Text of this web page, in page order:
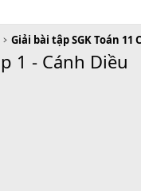
Giải bài tập SGK Toán 11
1 - Cánh Diều